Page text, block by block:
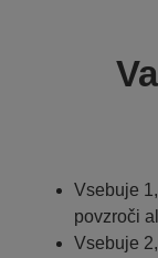
Vsebuje
povzroči
Vsebuje